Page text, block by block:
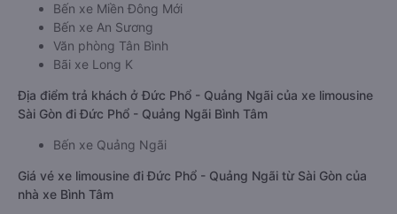
Bến xe Miền Đông Mới
Bến xe An Sương
Văn phòng Tân Bình
Bãi xe Long K
Địa điểm trả khách ở Đức Phổ - Quảng Ngãi của xe limousine
Sài Gòn đi Đức Phổ - Quảng Ngãi Bình Tâm
Bến xe Quảng Ngãi
Giá vé xe limousine đi Đức Phổ - Quảng Ngãi từ Sài Gòn của
nhà xe Bình Tâm